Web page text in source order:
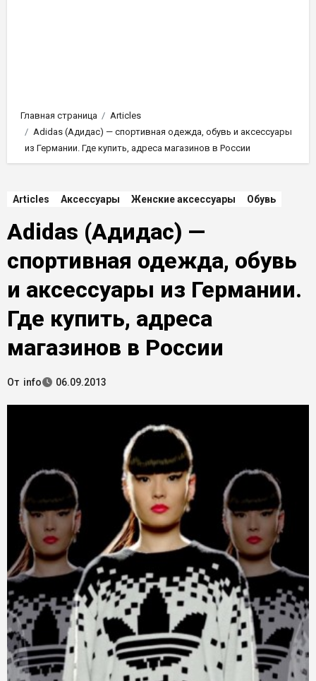
Главная страница
Articles
Adidas (Адидас) — спортивная одежда, обувь и аксессуары
из Германии. Где купить, адреса магазинов в России
Articles Аксессуары Женские аксессуары Обувь
Adidas (Адидас) —
спортивная одежда, обувь
и аксессуары из Германии.
Где купить, адреса
магазинов в России
От info 06.09.2013